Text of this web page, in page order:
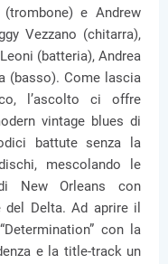
e Andrew
Vezzano (chitarra),
(batteria), Andrea
(basso). Come lascia
l’ascolto ci offre
vintage blues di
battute senza la
mescolando le
New Orleans con
Delta. Ad aprire il
con la
e la title-track un